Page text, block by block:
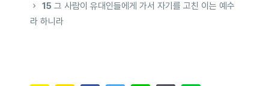
15그 사람이 유대인들에게 가서 자기를 고친 이는 예수
라 하니라